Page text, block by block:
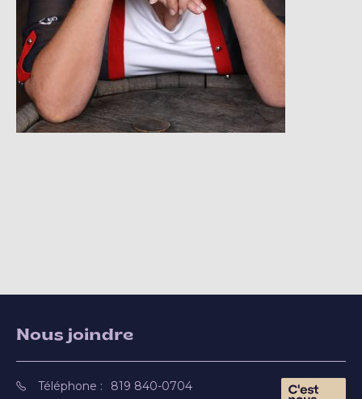
Nous joindre
Téléphone : 819 840-0704